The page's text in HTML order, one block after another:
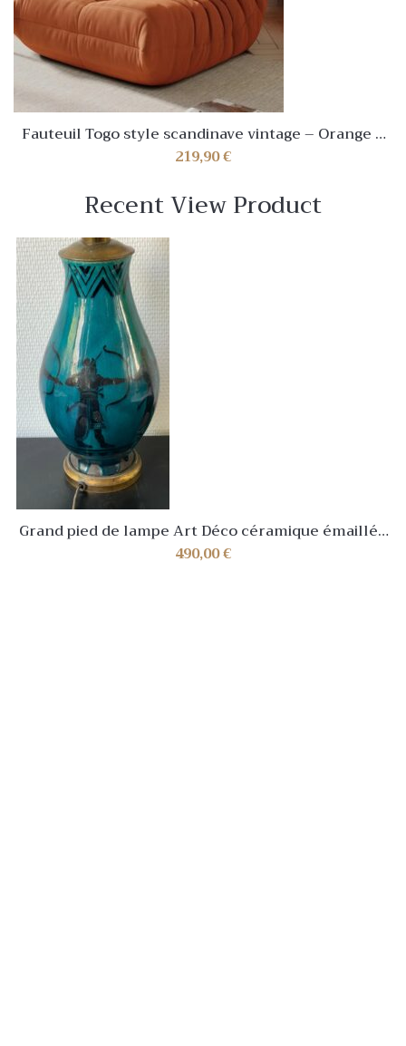
Fauteuil Togo style scandinave vintage – Orange –
NEUF
219,90€
Recent View Product
Grand pied de lampe Art Déco céramique émaillée
décor à l’antique années 1930
490,00€